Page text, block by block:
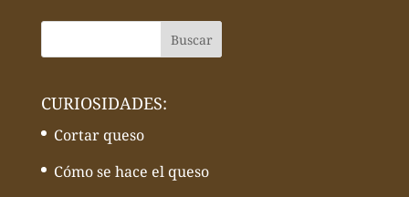
CURIOSIDADES:
Cortar queso
Cómo se hace el queso